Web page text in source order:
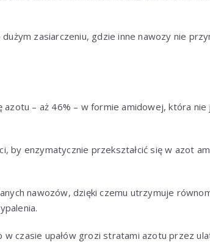
zasiarczeniu, gdzie inne nawozy nie
azotu – aż 46% – w formie amidowej, która
by enzymatycznie przekształcić się w azot
nawozów, dzięki czemu utrzymuje
w czasie upałów grozi stratami azotu przez